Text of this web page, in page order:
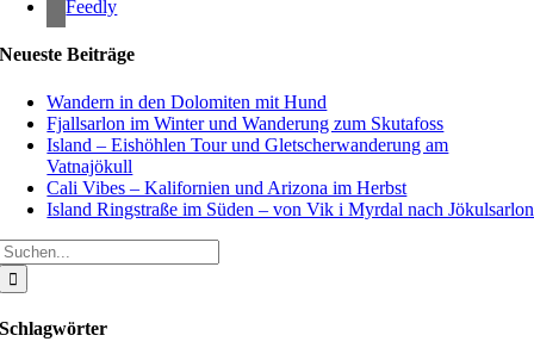
Feedly
Neueste Beiträge
Wandern in den Dolomiten mit Hund
Fjallsarlon im Winter und Wanderung zum Skutafoss
Island – Eishöhlen Tour und Gletscherwanderung am
Vatnajökull
Cali Vibes – Kalifornien und Arizona im Herbst
Island Ringstraße im Süden – von Vik i Myrdal nach Jökulsarlon
Schlagwörter